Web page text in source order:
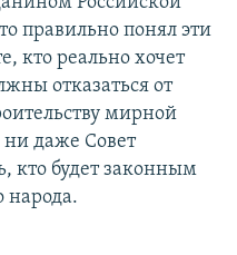
правильно понял эти
кто реально хочет
отказаться от
мирной
даже Совет
кто будет законным
народа.